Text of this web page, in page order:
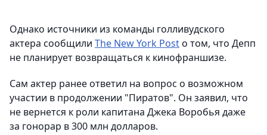
Однако источники из команды голливудского
актера сообщили The New York Postо том, что Депп
не планирует возвращаться к кинофраншизе.
Сам актер ранее ответил на вопрос о возможном
участии в продолжении "Пиратов". Он заявил, что
не вернется к роли капитана Джека Воробья даже
за гонорар в 300 млн долларов.